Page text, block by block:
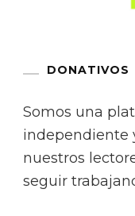
DONATIVOS
Somos una
independiente
nuestros
seguir